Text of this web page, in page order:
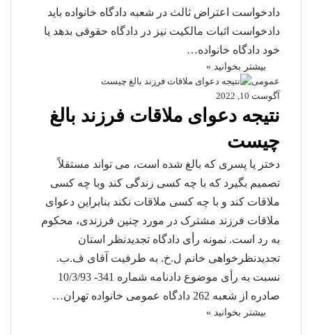
دادخواست اعتراض ثالث در شعبه دادگاه خانواده باید
دادخواست اثبات مالکیت نیز در دادگاه حقوقی بدهد یا
خود دادگاه خانواده…
بیشتر بخوانید »
عمومی
آگوست 10, 2022
نتیجه دعوای ملاقات فرزند بالغ
چیست
دختر یا پسری که بالغ شده است، می تواند مستقلاً
تصمیم بگیرد که با چه کسی زندگی کند وبا چه کسی
ملاقات کند و با چه کسی ملاقات نکند بنابراین دعوای
ملاقات فرزند مشترک در مورد چنین فرزندی، محکوم
به رد است. نمونه رأی دادگاه تجدیدنظر استان
تجدیدنظرخواهی خانم ل.خ. به طرفیت آقای ف.ب.
نسبت به رأی موضوع دادنامه شماره 341- 10/3/93
صادره از شعبه 262 دادگاه عمومی خانواده تهران…
بیشتر بخوانید »